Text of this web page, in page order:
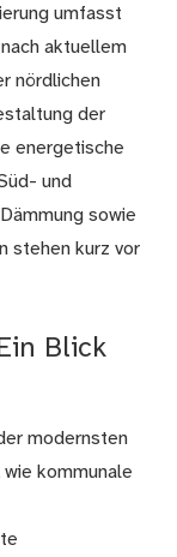
umfasst
aktuellem
nördlichen
der
energetische
und
sowie
stehen kurz vor
Blick
modernsten
kommunale